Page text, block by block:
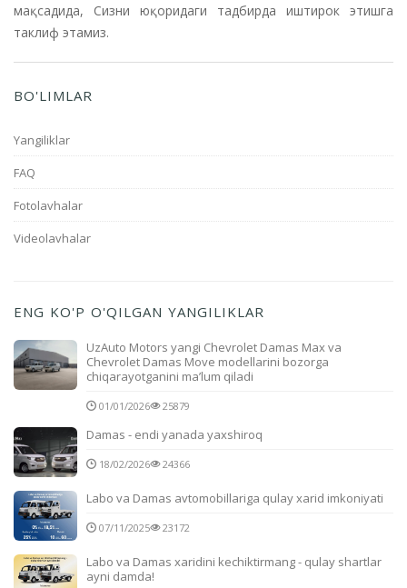
мақсадида, Сизни юқоридаги тадбирда иштирок этишга
таклиф этамиз.
BO'LIMLAR
Yangiliklar
FAQ
Fotolavhalar
Videolavhalar
ENG KO'P O'QILGAN YANGILIKLAR
UzAuto Motors yangi Chevrolet Damas Max va
Chevrolet Damas Move modellarini bozorga
chiqarayotganini ma’lum qiladi
01/01/2026 25879
Damas - endi yanada yaxshiroq
18/02/2026 24366
Labo va Damas avtomobillariga qulay xarid imkoniyati
07/11/2025 23172
Labo va Damas xaridini kechiktirmang - qulay shartlar
ayni damda!